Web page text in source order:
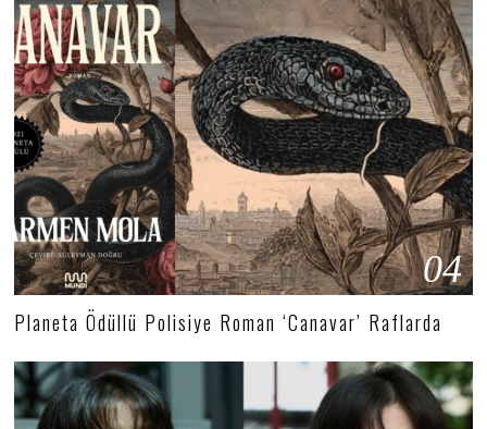
04
Planeta Ödüllü Polisiye Roman ‘Canavar’ Raflarda